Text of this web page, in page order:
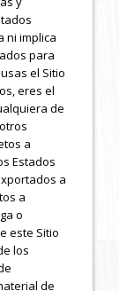
ni implica
para
el Sitio
eres el
de
a
Estados
a
a
o
este Sitio
los
de